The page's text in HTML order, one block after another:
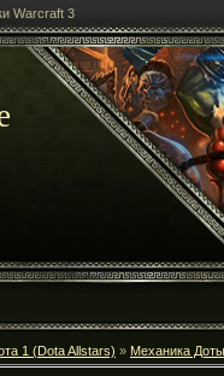
Warcraft 3
1 (Dota Allstars) » Механика Доты